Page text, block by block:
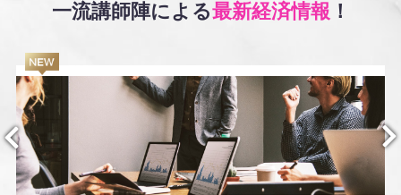
一流講師陣による最新経済情報 ！